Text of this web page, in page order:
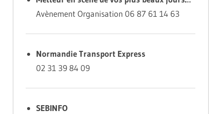
Avènement Organisation 06 87 61 14 63
Normandie Transport Express
02 31 39 84 09
SEBINFO